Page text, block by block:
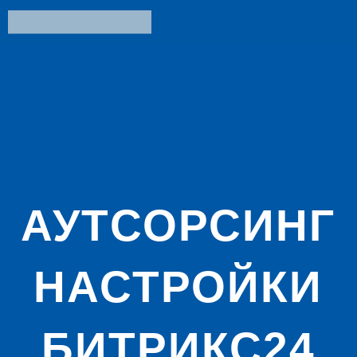
АУТСОРСИНГ
НАСТРОЙКИ